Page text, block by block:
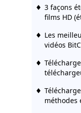
3 façons
films HD
Les
vidéos
méthodes